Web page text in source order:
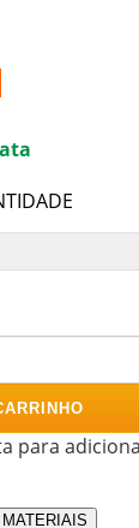
para
MATERIAIS